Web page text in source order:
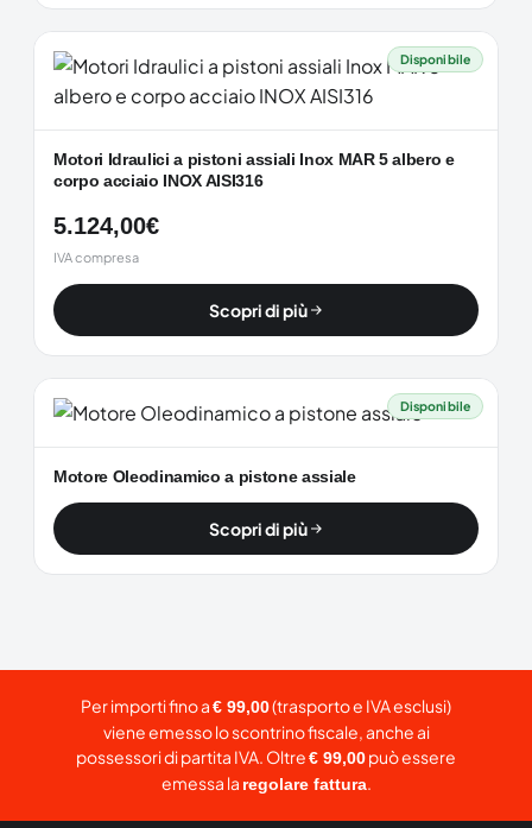
Disponibile
Motori Idraulici a pistoni assiali Inox MAR 5 albero e
corpo acciaio INOX AISI316
5.124,00€
IVA compresa
Scopri di più
Disponibile
Motore Oleodinamico a pistone assiale
Scopri di più
Per importi fino a€ 99,00(trasporto e IVA esclusi)
viene emesso lo scontrino fiscale, anche ai
possessori di partita IVA. Oltre€ 99,00può essere
emessa la regolare fattura.